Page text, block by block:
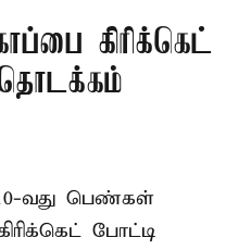
கிரிக்கெட்
தொடக்கம்
வது பெண்கள்
போட்டி